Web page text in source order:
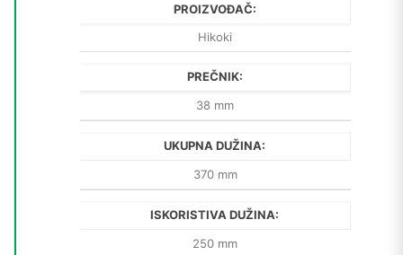
PROIZVOĐAČ:
Hikoki
PREČNIK:
38 mm
UKUPNA DUŽINA:
370 mm
ISKORISTIVA DUŽINA:
250 mm